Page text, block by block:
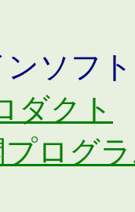
ソフ
ダクト
ログ